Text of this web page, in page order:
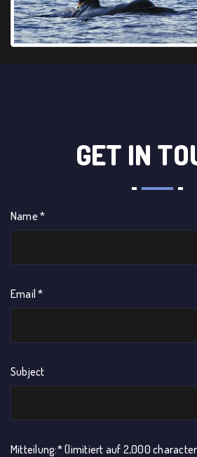
GET IN
Name *
Email *
Subject
Mitteilung:* (limitiert auf 2,000